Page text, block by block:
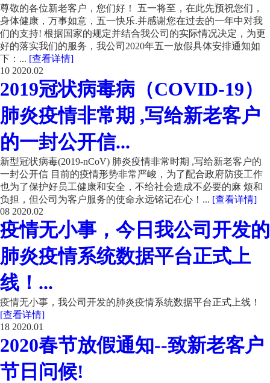
尊敬的各位新老客户，您们好！ 五一将至，在此先预祝您们，
身体健康，万事如意，五一快乐.并感谢您在过去的一年中对我
们的支持! 根据国家的规定并结合我公司的实际情况决定，为更
好的落实我们的服务，我公司2020年五一放假具体安排通知如
下：... [查看详情]
10 2020.02
2019冠状病毒病（COVID-19）
肺炎疫情非常期 ,写给新老客户
的一封公开信...
新型冠状病毒(2019-nCoV) 肺炎疫情非常时期 ,写给新老客户的
一封公开信 目前的疫情形势非常严峻，为了配合政府防疫工作
也为了保护好员工健康和安全，不给社会造成不必要的麻 烦和
负担，但公司为客户服务的使命永远铭记在心！... [查看详情]
08 2020.02
疫情无小事，今日我公司开发的
肺炎疫情系统数据平台正式上
线！...
疫情无小事，我公司开发的肺炎疫情系统数据平台正式上线！
[查看详情]
18 2020.01
2020春节放假通知--致新老客户
节日问候!